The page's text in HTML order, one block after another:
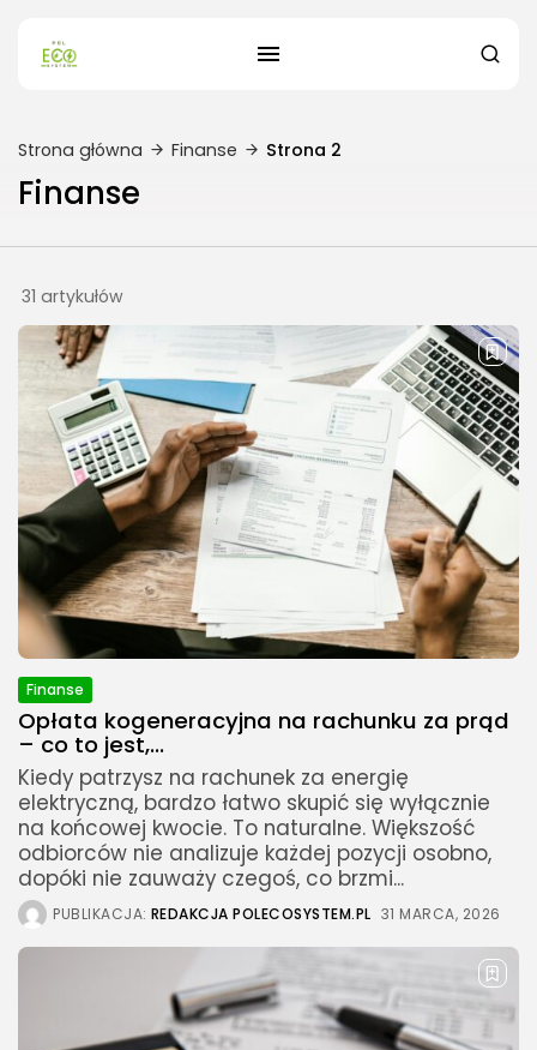
Strona główna Finanse Strona 2
Finanse
31 artykułów
Finanse
Opłata kogeneracyjna na rachunku za prąd
– co to jest,...
Kiedy patrzysz na rachunek za energię
elektryczną, bardzo łatwo skupić się wyłącznie
na końcowej kwocie. To naturalne. Większość
odbiorców nie analizuje każdej pozycji osobno,
dopóki nie zauważy czegoś, co brzmi...
PUBLIKACJA: REDAKCJA POLECOSYSTEM.PL 31 MARCA, 2026